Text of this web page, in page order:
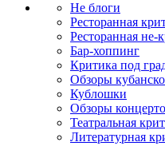
Не блоги
Ресторанная
Ресторанная не-
Бар-хоппинг
Критика под
Обзоры
Кублошки
Обзоры
Театральная
Литературная